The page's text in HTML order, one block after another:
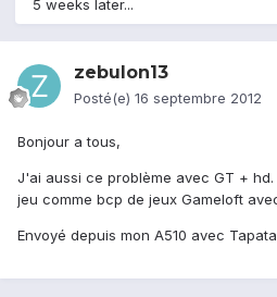
5 weeks later...
zebulon13
Posté(e) 16 septembre 2012
Bonjour a tous,
J'ai aussi ce problème avec GT +
jeu comme bcp de jeux Gameloft
Envoyé depuis mon A510 avec